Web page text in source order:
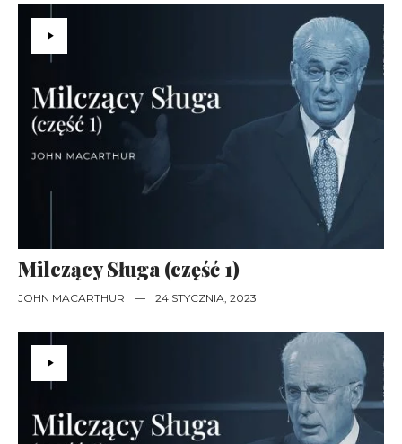
Milczący Sługa (część 1)
JOHN MACARTHUR — 24 STYCZNIA, 2023